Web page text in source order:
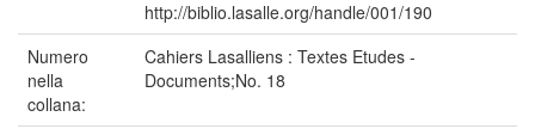
http://biblio.lasalle.org/handle/001/190
Numero
nella
collana:
Cahiers Lasalliens : Textes Etudes -
Documents;No. 18